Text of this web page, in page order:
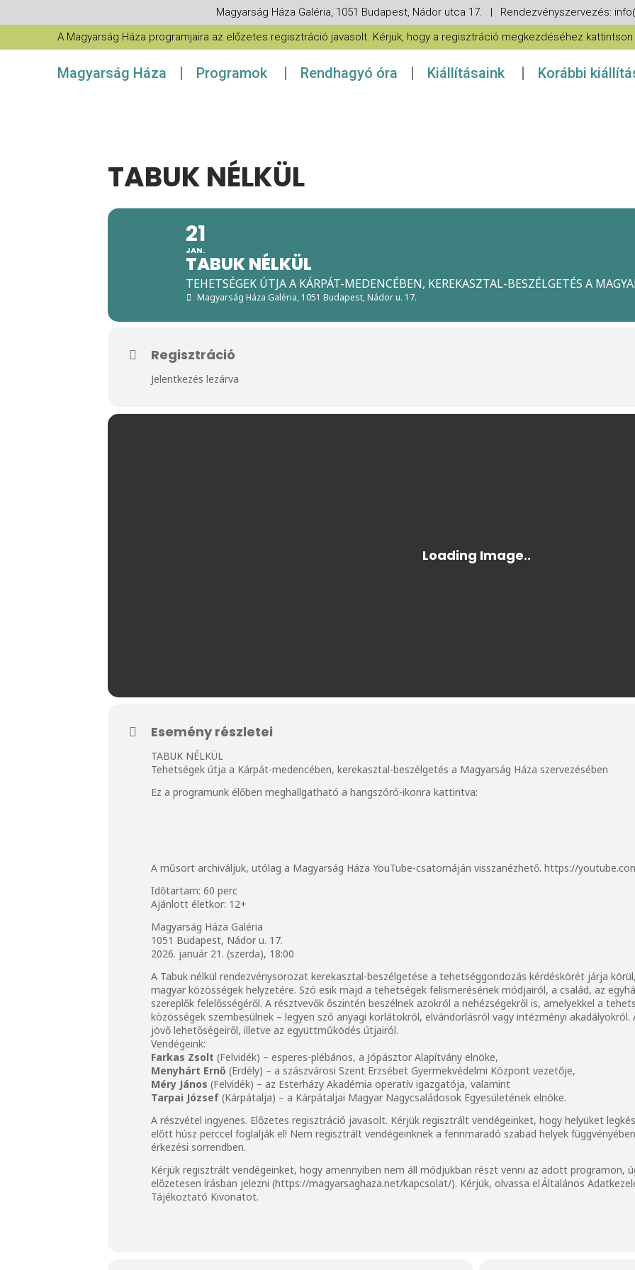
Magyarság Háza Galéria, 1051 Budapest, Nádor utca 17. | Rendezvényszervezés:
A Magyarság Háza programjaira az előzetes regisztráció javasolt. Kérjük, hogy a regisztráció megkezdéséhez
Magyarság Háza Programok Rendhagyó óra Kiállításaink Korábbi
TABUK NÉLKÜL
21
JAN.
TABUK NÉLKÜL
TEHETSÉGEK ÚTJA A KÁRPÁT-MEDENCÉBEN, KEREKASZTAL-BESZÉLGETÉS A
Magyarság Háza Galéria, 1051 Budapest, Nádor u. 17.
Regisztráció
Jelentkezés lezárva
Esemény részletei
TABUK NÉLKÜL
Tehetségek útja a Kárpát-medencében, kerekasztal-beszélgetés a Magyarság Háza szervezésében
Ez a programunk élőben meghallgatható a hangszóró-ikonra kattintva:
A műsort archiváljuk, utólag a Magyarság Háza YouTube-csatornáján visszanézhető. https://
Időtartam: 60 perc
Ajánlott életkor: 12+
Magyarság Háza Galéria
1051 Budapest, Nádor u. 17.
2026. január 21. (szerda), 18:00
A Tabuk nélkül rendezvénysorozat kerekasztal-beszélgetése a tehetséggondozás kérdéskörét járja
magyar közösségek helyzetére. Szó esik majd a tehetségek felismerésének módjairól, a család, az
szereplők felelősségéről. A résztvevők őszintén beszélnek azokról a nehézségekről is, amelyekkel a
közösségek szembesülnek – legyen szó anyagi korlátokról, elvándorlásról vagy intézményi
jövő lehetőségeiről, illetve az együttműködés útjairól.
Vendégeink:
Farkas Zsolt (Felvidék) – esperes-plébános, a Jópásztor Alapítvány elnöke,
Menyhárt Ernő (Erdély) – a szászvárosi Szent Erzsébet Gyermekvédelmi Központ vezetője,
Méry János (Felvidék) – az Esterházy Akadémia operatív igazgatója, valamint
Tarpai József (Kárpátalja) – a Kárpátaljai Magyar Nagycsaládosok Egyesületének elnöke.
A részvétel ingyenes. Előzetes regisztráció javasolt. Kérjük regisztrált vendégeinket, hogy helyüket
előtt húsz perccel foglalják el! Nem regisztrált vendégeinknek a fennmaradó szabad helyek
érkezési sorrendben.
Kérjük regisztrált vendégeinket, hogy amennyiben nem áll módjukban részt venni az adott programon,
előzetesen írásban jelezni (https://magyarsaghaza.net/kapcsolat/). Kérjük, olvassa elÁltalános
Tájékoztató Kivonatot.